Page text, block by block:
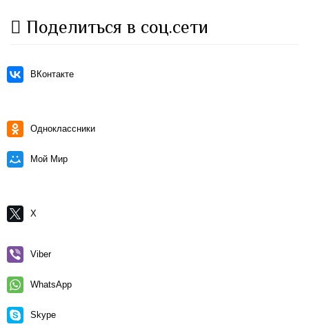
Поделиться в соц.сети
ВКонтакте
Одноклассники
Мой Мир
X
Viber
WhatsApp
Skype